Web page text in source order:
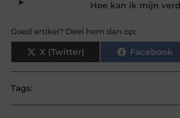
Hoe kan ik mijn
Goed artikel? Deel hem dan op:
X (Twitter) Facebook
Tags: